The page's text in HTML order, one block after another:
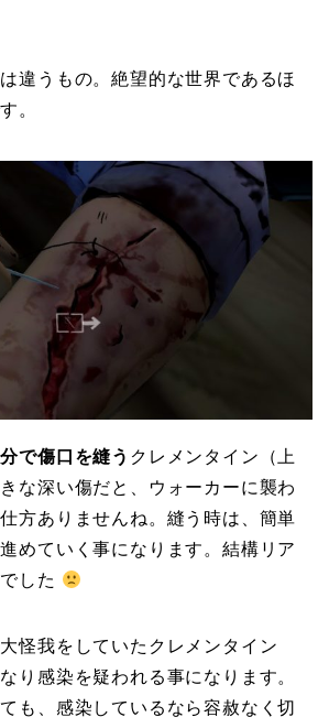
違うもの。絶望的な世界であるほ
。
で傷口を縫う クレメンタイン（上
な深い傷だと、ウォーカーに襲わ
方ありませんね。縫う時は、簡単
めていく事になります。結構リア
した
怪我をしていたクレメンタイン
り感染を疑われる事になります。
も、感染しているなら容赦なく切